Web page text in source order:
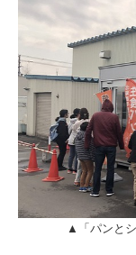
▲「パンと